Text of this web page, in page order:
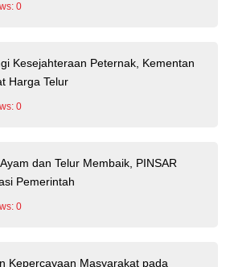
0
Kesejahteraan Peternak, Kementan
Harga Telur
0
dan Telur Membaik, PINSAR
Pemerintah
0
Kepercayaan Masyarakat pada